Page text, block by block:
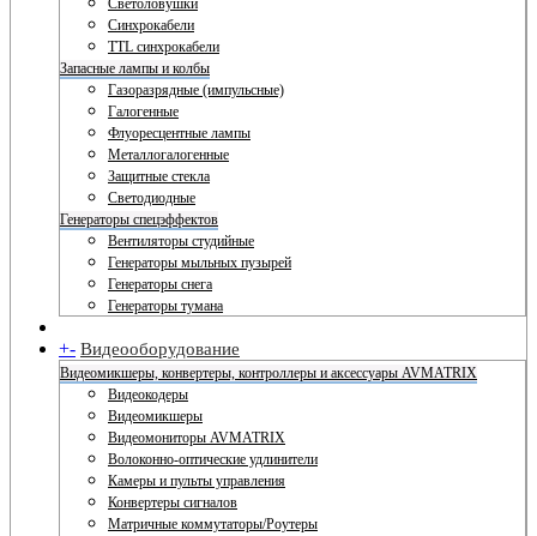
Светоловушки
Синхрокабели
TTL синхрокабели
Запасные лампы и колбы
Газоразрядные (импульсные)
Галогенные
Флуоресцентные лампы
Металлогалогенные
Защитные стекла
Светодиодные
Генераторы спецэффектов
Вентиляторы студийные
Генераторы мыльных пузырей
Генераторы снега
Генераторы тумана
+- Видеооборудование
Видеомикшеры, конвертеры, контроллеры и аксессуары AVMATRIX
Видеокодеры
Видеомикшеры
Видеомониторы AVMATRIX
Волоконно-оптические удлинители
Камеры и пульты управления
Конвертеры сигналов
Матричные коммутаторы/Роутеры